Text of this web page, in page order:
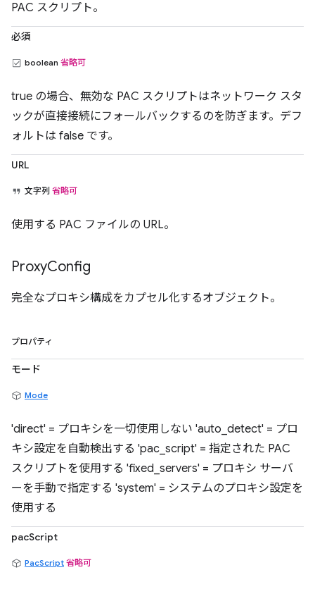
PAC スクリプト。
必須
boolean 省略可
true の場合、無効な PAC スクリプトはネットワーク スタ
ックが直接接続にフォールバックするのを防ぎます。デフ
ォルトは false です。
URL
文字列 省略可
使用する PAC ファイルの URL。
ProxyConfig
完全なプロキシ構成をカプセル化するオブジェクト。
プロパティ
モード
Mode
'direct' = プロキシを一切使用しない 'auto_detect' = プロ
キシ設定を自動検出する 'pac_script' = 指定された PAC
スクリプトを使用する 'fixed_servers' = プロキシ サーバ
ーを手動で指定する 'system' = システムのプロキシ設定を
使用する
pacScript
PacScript 省略可